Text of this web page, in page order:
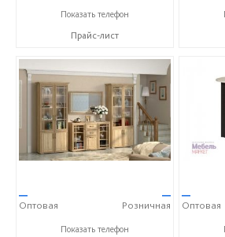
+7 (4722) 40-24-31
Показать телефон
Прайс-лист
—
Оптовая
—
Розничная
+7 (4722) 40-24-31
Показать телефон
—
Оптовая